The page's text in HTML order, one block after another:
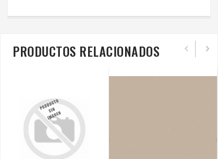
PRODUCTOS RELACIONADOS